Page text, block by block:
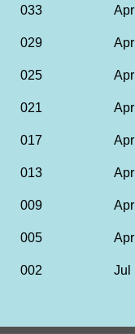
033 Apr
029 Apr
025 Apr
021 Apr
017 Apr
013 Apr
009 Apr
005 Apr
002 Jul